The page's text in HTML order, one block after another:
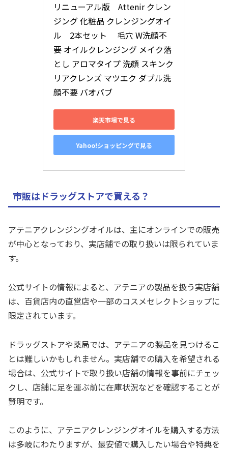
リニューアル版　Attenir クレン
ジング 化粧品 クレンジングオイ
ル　2本セット　 毛穴 W洗顔不
要 オイルクレンジング メイク落
とし アロマタイプ 洗顔 スキンク
リアクレンズ マツエク ダブル洗
顔不要 バオバブ
楽天市場で見る
Yahoo!ショッピングで見る
市販はドラッグストアで買える？
アテニアクレンジングオイルは、主にオンラインでの販売
が中心となっており、実店舗での取り扱いは限られていま
す。
公式サイトの情報によると、アテニアの製品を扱う実店舗
は、百貨店内の直営店や一部のコスメセレクトショップに
限定されています。
ドラッグストアや薬局では、アテニアの製品を見つけるこ
とは難しいかもしれません。実店舗での購入を希望される
場合は、公式サイトで取り扱い店舗の情報を事前にチェッ
クし、店舗に足を運ぶ前に在庫状況などを確認することが
賢明です。
このように、アテニアクレンジングオイルを購入する方法
は多岐にわたりますが、最安値で購入したい場合や特典を